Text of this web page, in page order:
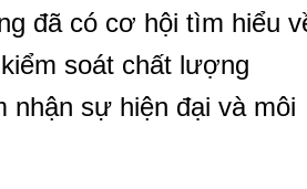
đã có cơ hội tìm hiểu
soát chất lượng
nhận sự hiện đại và môi